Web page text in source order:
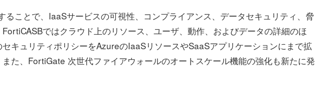
ることで、IaaSサービスの可視性、コンプライアンス、データセキュリティ、脅
ではクラウド上のリソース、ユーザ、動作、およびデータの詳細のほ
キュリティポリシーをAzureのIaaSリソースやSaaSアプリケーションにまで拡
た、FortiGate 次世代ファイアウォールのオートスケール機能の強化も新たに発